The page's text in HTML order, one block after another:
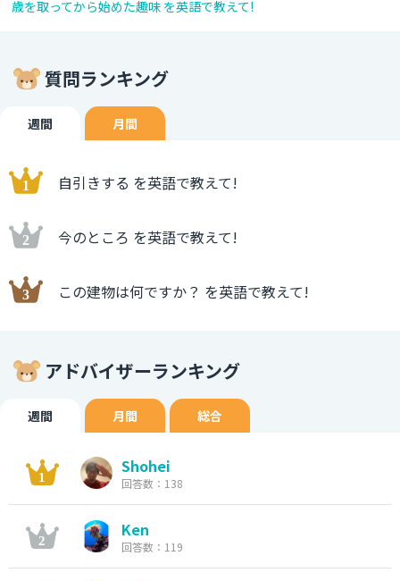
歳を取ってから始めた趣味 を英語で教えて!
質問ランキング
週間 月間
自引きする を英語で教えて!
今のところ を英語で教えて!
この建物は何ですか？ を英語で教えて!
アドバイザーランキング
週間 月間 総合
Shohei
回答数：138
Ken
回答数：119